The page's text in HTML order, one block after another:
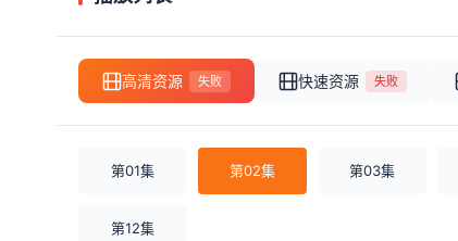
高清资源 失败 快速资源 失败
第01集 第02集 第03集
第12集